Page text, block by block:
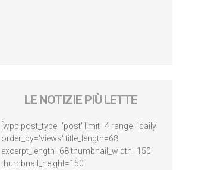
LE NOTIZIE PIÙ LETTE
[wpp post_type='post' limit=4 range='daily'
order_by='views' title_length=68
excerpt_length=68 thumbnail_width=150
thumbnail_height=150